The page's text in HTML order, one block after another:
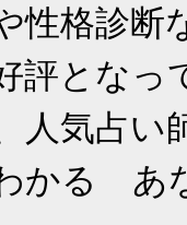
性格診断
評となっ
人気占い
かる あ